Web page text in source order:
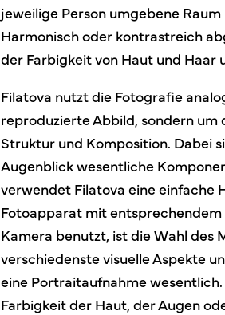
jeweilige Person umgebene
Harmonisch oder kontrastreich
der Farbigkeit von Haut und Haar
Filatova nutzt die Fotografie
reproduzierte Abbild, sondern
Struktur und Komposition. Dabei
Augenblick wesentliche
verwendet Filatova eine einfache
Fotoapparat mit
Kamera benutzt, ist die Wahl des
verschiedenste visuelle Aspekte
eine Portraitaufnahme
Farbigkeit der Haut, der Augen